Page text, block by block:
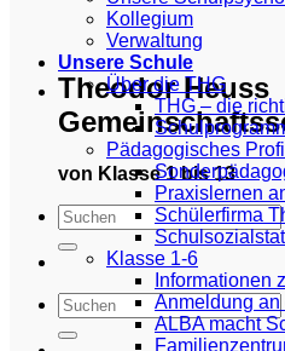
Theodor Heuss
von Klasse 1 bis 13
Kollegium
Verwaltung
Unsere Schule
Über die THG
THG – die
Pädagogisches Profil
Praxislernen
Schülerfirma
Klasse 1-6
Informationen
Anmeldung an
ALBA macht